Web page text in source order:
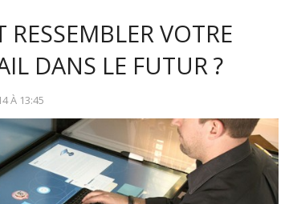
VOTRE
DANS LE FUTUR ?
À 13:45